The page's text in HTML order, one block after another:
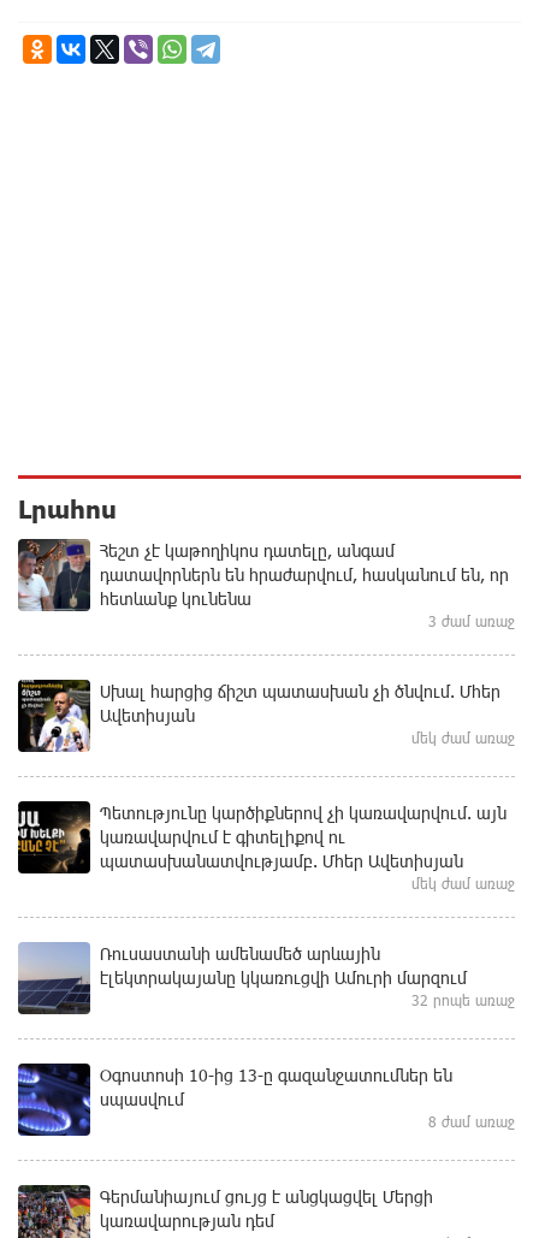
Լրահոս
Հեշտ չէ կաթողիկոս դատելը, անգամ
դատավորներն են հրաժարվում, հասկանում են, որ
հետևանք կունենա
3 ժամ առաջ
Սխալ հարցից ճիշտ պատասխան չի ծնվում. Մհեր
Ավետիսյան
մեկ ժամ առաջ
Պետությունը կարծիքներով չի կառավարվում. այն
կառավարվում է գիտելիքով ու
պատասխանատվությամբ. Մհեր Ավետիսյան
մեկ ժամ առաջ
Ռուսաստանի ամենամեծ արևային
էլեկտրակայանը կկառուցվի Ամուրի մարզում
32 րոպե առաջ
Օգոստոսի 10-ից 13-ը գազանջատումներ են
սպասվում
8 ժամ առաջ
Գերմանիայում ցույց է անցկացվել Մերցի
կառավարության դեմ